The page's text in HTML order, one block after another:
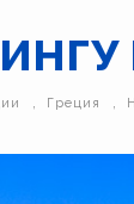
Греция